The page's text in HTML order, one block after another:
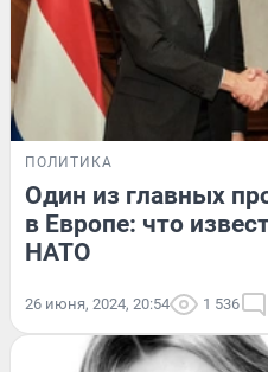
ПОЛИТИКА
Один из главных
в Европе: что
НАТО
26 июня, 2024, 20:54 1 536